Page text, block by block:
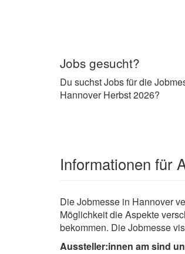
Jobs gesucht?
Du suchst Jobs für die
Hannover Herbst 2026?
Informationen für
Die Jobmesse in Hannover
Möglichkeit die Aspekte
bekommen. Die Jobmesse
Aussteller:innen am sind